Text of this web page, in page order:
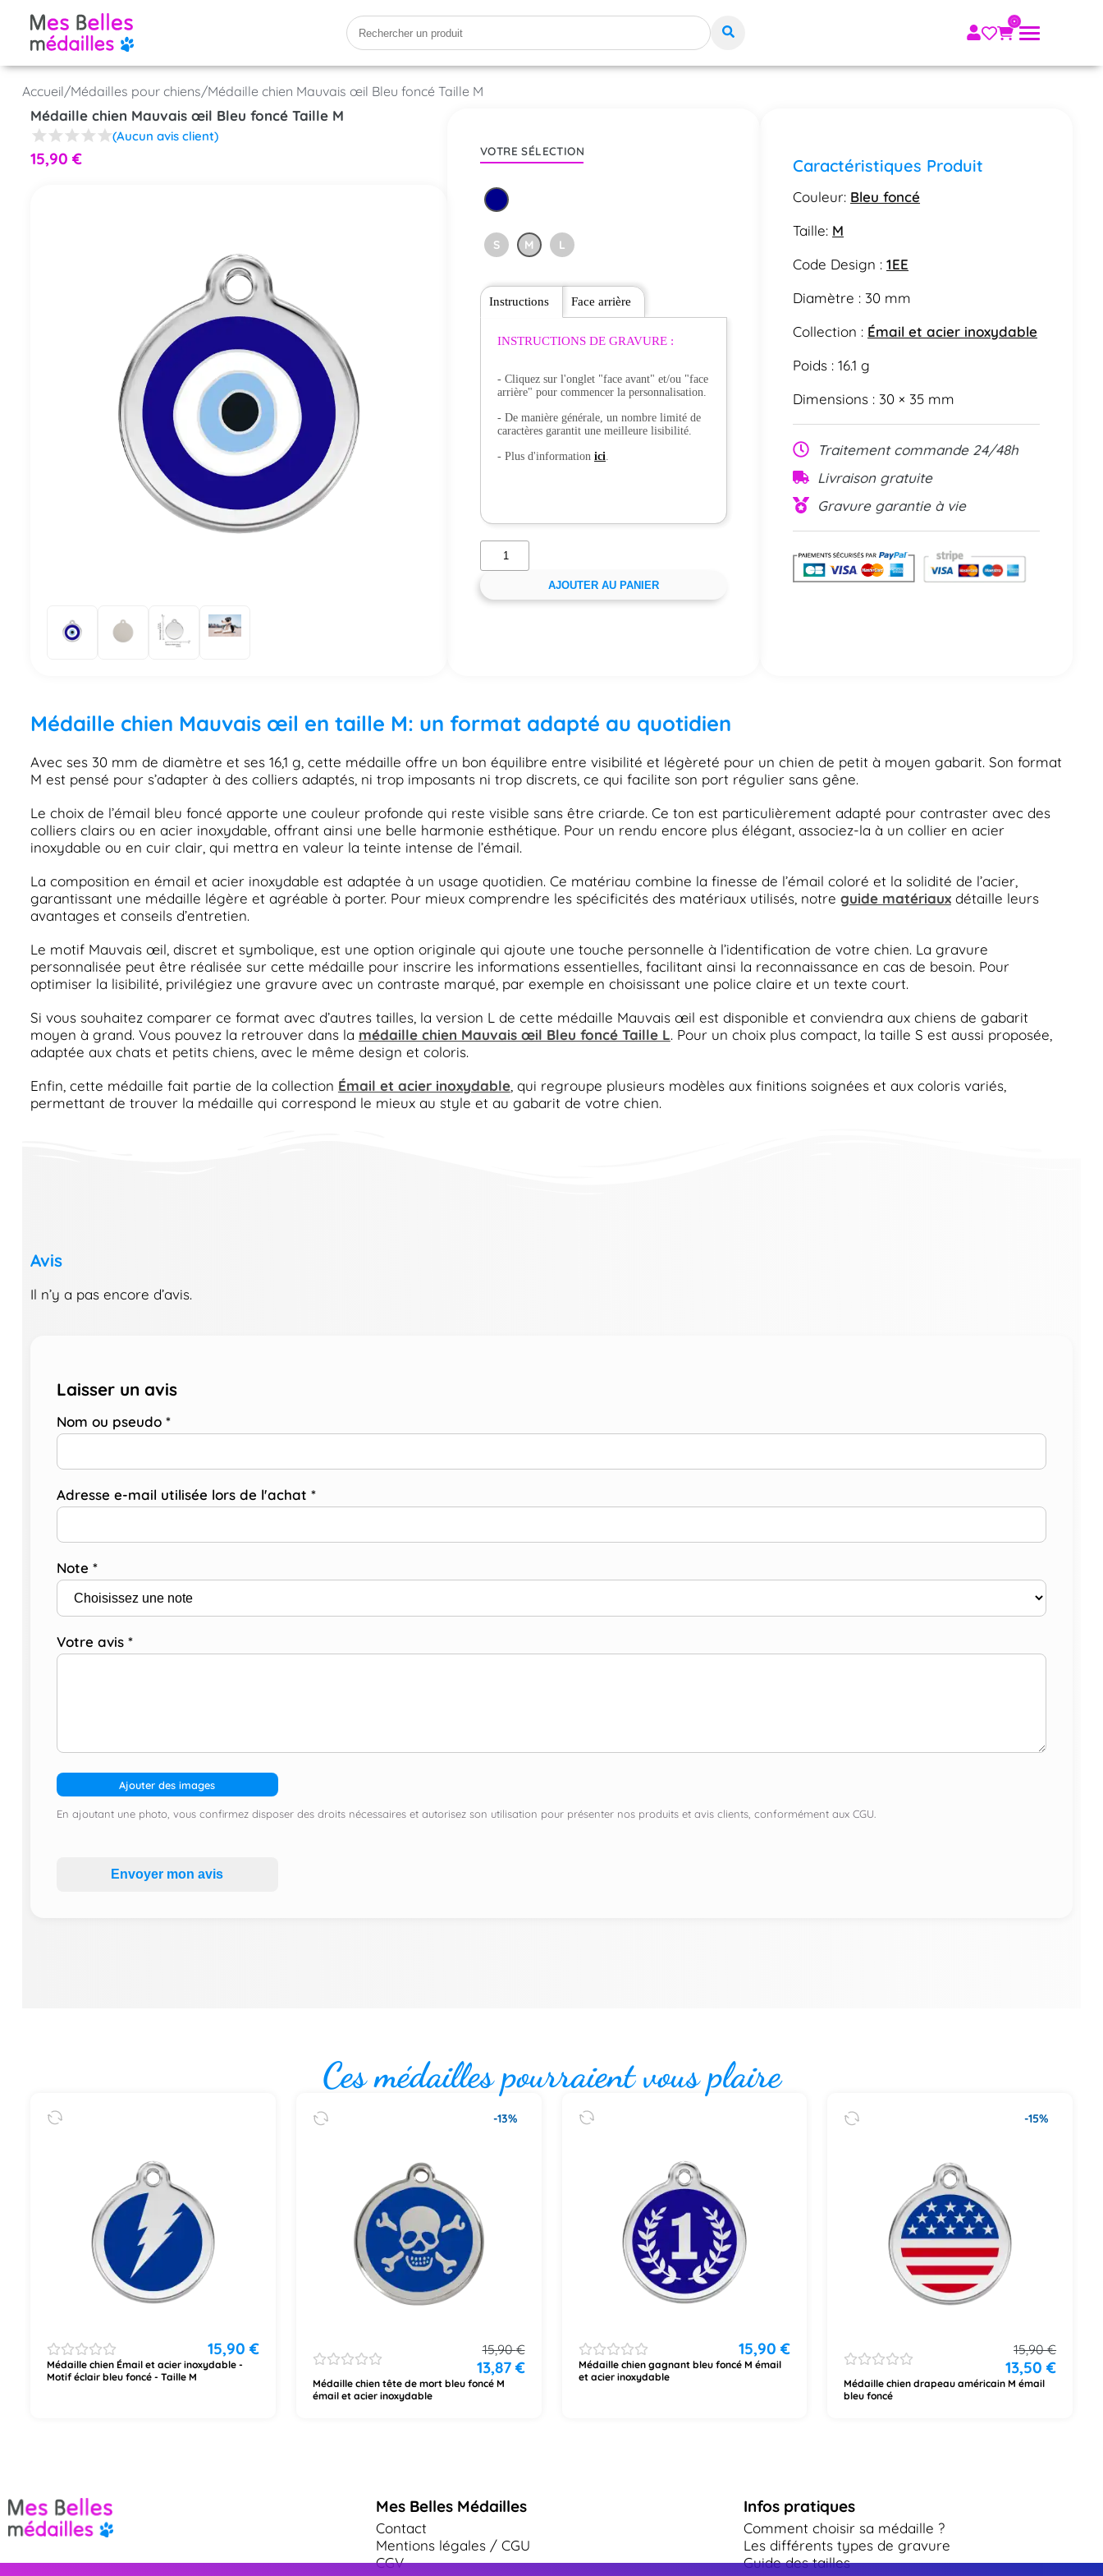
Accueil/Médailles pour chiens/Médaille chien Mauvais œil Bleu foncé Taille M
Médaille chien Mauvais œil Bleu foncé Taille M
(Aucun avis client)
15,90 € VOTRE SÉLECTION
S M L
Instructions
INSTRUCTIONS DE GRAVURE :
- Cliquez sur l'onglet "face avant" et/ou "face
arrière" pour commencer la personnalisation.
- De manière générale, un nombre limité de
caractères garantit une meilleure lisibilité.
- Plus d'information ici.
Face arrière
AJOUTER AU PANIER
Caractéristiques Produit
Couleur: Bleu foncé
Taille: M
Code Design :1EE
Diamètre : 30 mm
Collection : Émail et acier inoxydable
Poids : 16.1 g
Dimensions : 30 × 35 mm
Traitement commande 24/48h
Livraison gratuite
Gravure garantie à vie
Médaille chien Mauvais œil en taille M: un format adapté au quotidien
Avec ses 30 mm de diamètre et ses 16,1 g, cette médaille offre un bon équilibre entre visibilité et légèreté pour un chien de petit à moyen gabarit. Son format
M est pensé pour s’adapter à des colliers adaptés, ni trop imposants ni trop discrets, ce qui facilite son port régulier sans gêne.
Le choix de l’émail bleu foncé apporte une couleur profonde qui reste visible sans être criarde. Ce ton est particulièrement adapté pour contraster avec des
colliers clairs ou en acier inoxydable, offrant ainsi une belle harmonie esthétique. Pour un rendu encore plus élégant, associez-la à un collier en acier
inoxydable ou en cuir clair, qui mettra en valeur la teinte intense de l’émail.
La composition en émail et acier inoxydable est adaptée à un usage quotidien. Ce matériau combine la finesse de l’émail coloré et la solidité de l’acier,
garantissant une médaille légère et agréable à porter. Pour mieux comprendre les spécificités des matériaux utilisés, notre guide matériauxdétaille leurs
avantages et conseils d’entretien.
Le motif Mauvais œil, discret et symbolique, est une option originale qui ajoute une touche personnelle à l’identification de votre chien. La gravure
personnalisée peut être réalisée sur cette médaille pour inscrire les informations essentielles, facilitant ainsi la reconnaissance en cas de besoin. Pour
optimiser la lisibilité, privilégiez une gravure avec un contraste marqué, par exemple en choisissant une police claire et un texte court.
Si vous souhaitez comparer ce format avec d’autres tailles, la version L de cette médaille Mauvais œil est disponible et conviendra aux chiens de gabarit
moyen à grand. Vous pouvez la retrouver dans la médaille chien Mauvais œil Bleu foncé Taille L. Pour un choix plus compact, la taille S est aussi proposée,
adaptée aux chats et petits chiens, avec le même design et coloris.
Enfin, cette médaille fait partie de la collection Émail et acier inoxydable, qui regroupe plusieurs modèles aux finitions soignées et aux coloris variés,
permettant de trouver la médaille qui correspond le mieux au style et au gabarit de votre chien.
Avis
Il n’y a pas encore d’avis.
Laisser un avis
Nom ou pseudo *
Adresse e-mail utilisée lors de l'achat *
Note *
Votre avis *
Ajouter des images
En ajoutant une photo, vous confirmez disposer des droits nécessaires et autorisez son utilisation pour présenter nos produits et avis clients, conformément aux CGU.
Envoyer mon avis
Ces médailles pourraient vous plaire
15,90 €
Médaille chien Émail et acier inoxydable -
Motif éclair bleu foncé - Taille M
-13%
15,90€
13,87 €
Médaille chien tête de mort bleu foncé M
émail et acier inoxydable
15,90€
Médaille chien gagnant bleu foncé M émail
et acier inoxydable
-15%
15,90€
13,50€
Médaille chien drapeau américain M émail
bleu foncé
Mes Belles Médailles
Contact
Mentions légales / CGU
CGV
Infos pratiques
Comment choisir sa médaille ?
Les différents types de gravure
Guide des tailles